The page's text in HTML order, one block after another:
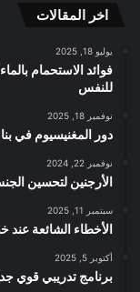
اخر المقالات
يوليو 18, 2025
فوائد الاستحمام
للنفس
نوفمبر 18, 2025
دور المغنيسيوم في
نوفمبر 22, 2024
الأرجنين لتحسين
سبتمبر 11, 2025
الأخطاء الشائعة عند
أكتوبر 5, 2025
برنامج تدريبي قوي